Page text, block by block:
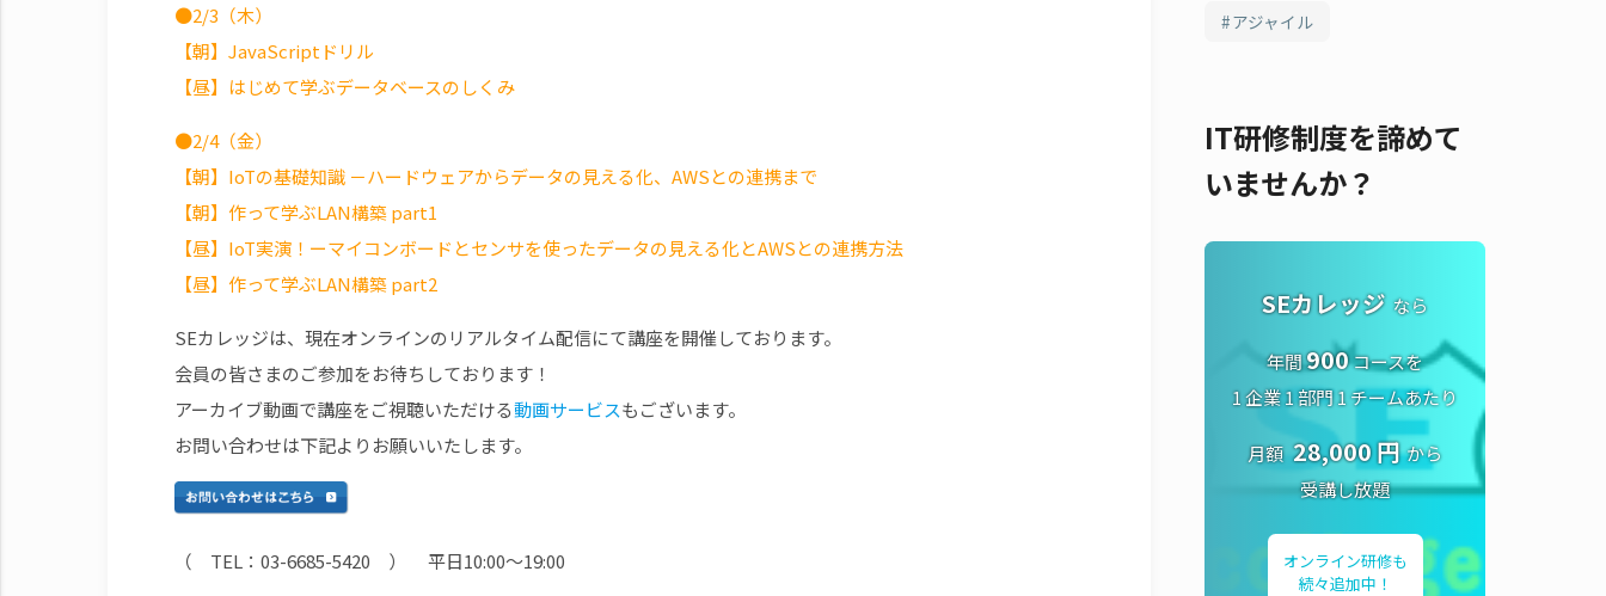
●2/3（木）
【朝】JavaScriptドリル
【昼】はじめて学ぶデータベースのしくみ
●2/4（金）
【朝】IoTの基礎知識 －ハードウェアからデータの見える化、AWSとの連携まで
【朝】作って学ぶLAN構築 part1
【昼】IoT実演！ーマイコンボードとセンサを使ったデータの見える化とAWSとの連携方法
【昼】作って学ぶLAN構築 part2
SEカレッジは、現在オンラインのリアルタイム配信にて講座を開催しております。
会員の皆さまのご参加をお待ちしております！
アーカイブ動画で講座をご視聴いただける動画サービスもございます。
お問い合わせは下記よりお願いいたします。
（ TEL：03-6685-5420 ） 平日10:00～19:00
アジャイル
IT研修制度を諦めて
いませんか？
SEカレッジ なら
年間900コースを
1 企業 1 部門 1 チームあたり
月額 28,000 円 から
受講し放題
オンライン研修も
続々追加中！